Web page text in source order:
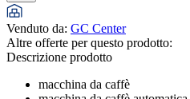
Venduto da: GC Center
Altre offerte per questo prodotto:
Descrizione prodotto
macchina da caffè